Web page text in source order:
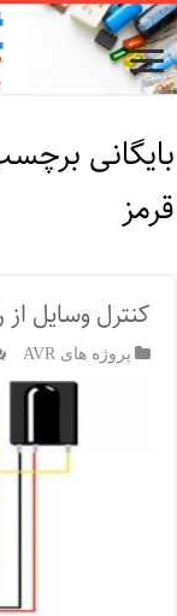
بایگانی
قرمز
کنترل وسایل از
پروژه های AVR